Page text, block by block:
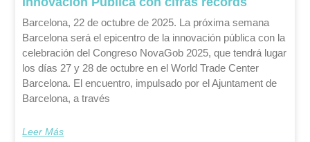
Barcelona, 22 de octubre de 2025. La próxima semana
Barcelona será el epicentro de la innovación pública con la
celebración del Congreso NovaGob 2025, que tendrá lugar
los días 27 y 28 de octubre en el World Trade Center
Barcelona. El encuentro, impulsado por el Ajuntament de
Barcelona, a través
Leer Más